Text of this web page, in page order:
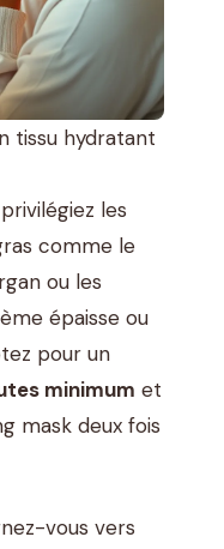
tissu hydratant
privilégiez les
comme le
ou les
épaisse ou
pour un
minimum et
mask deux fois
vous vers